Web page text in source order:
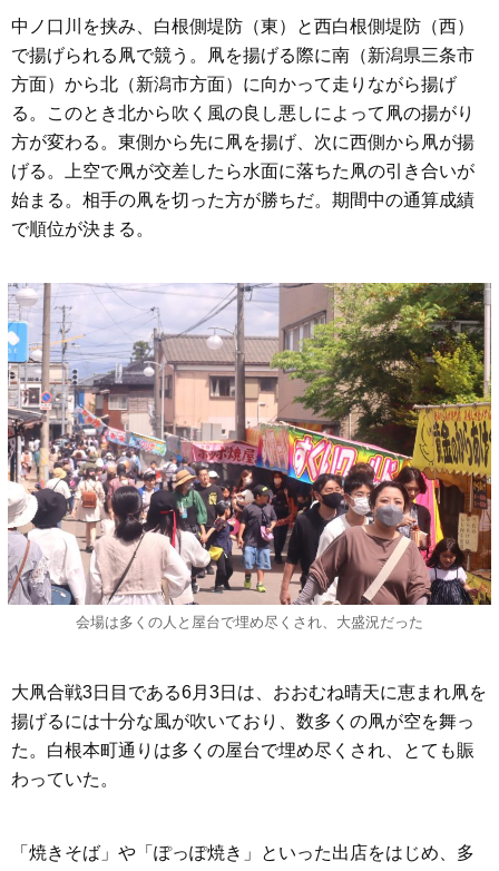
中ノ口川を挟み、白根側堤防（東）と西白根側堤防（西）
で揚げられる凧で競う。凧を揚げる際に南（新潟県三条市
方面）から北（新潟市方面）に向かって走りながら揚げ
る。このとき北から吹く風の良し悪しによって凧の揚がり
方が変わる。東側から先に凧を揚げ、次に西側から凧が揚
げる。上空で凧が交差したら水面に落ちた凧の引き合いが
始まる。相手の凧を切った方が勝ちだ。期間中の通算成績
で順位が決まる。
会場は多くの人と屋台で埋め尽くされ、大盛況だった
大凧合戦3日目である6月3日は、おおむね晴天に恵まれ凧を
揚げるには十分な風が吹いており、数多くの凧が空を舞っ
た。白根本町通りは多くの屋台で埋め尽くされ、とても賑
わっていた。
「焼きそば」や「ぽっぽ焼き」といった出店をはじめ、多